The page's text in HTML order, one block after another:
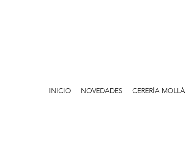
INICIO NOVEDADES CERERÍA MOLLÁ